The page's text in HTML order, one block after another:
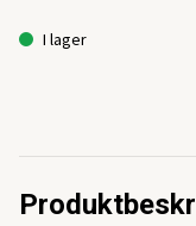
I lager